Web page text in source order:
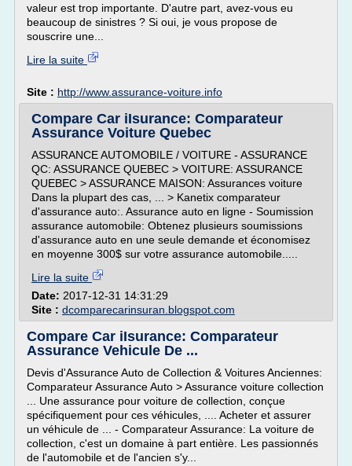
valeur est trop importante. D'autre part, avez-vous eu
beaucoup de sinistres ? Si oui, je vous propose de
souscrire une...
Lire la suite
Site : http://www.assurance-voiture.info
Compare Car iIsurance: Comparateur
Assurance Voiture Quebec
ASSURANCE AUTOMOBILE / VOITURE - ASSURANCE
QC: ASSURANCE QUEBEC > VOITURE: ASSURANCE
QUEBEC > ASSURANCE MAISON: Assurances voiture
Dans la plupart des cas, ... > Kanetix comparateur
d'assurance auto:. Assurance auto en ligne - Soumission
assurance automobile: Obtenez plusieurs soumissions
d'assurance auto en une seule demande et économisez
en moyenne 300$ sur votre assurance automobile.....
Lire la suite
Date: 2017-12-31 14:31:29
Site : dcomparecarinsuran.blogspot.com
Compare Car iIsurance: Comparateur
Assurance Vehicule De ...
Devis d'Assurance Auto de Collection & Voitures Anciennes:
Comparateur Assurance Auto > Assurance voiture collection
... Une assurance pour voiture de collection, conçue
spécifiquement pour ces véhicules, .... Acheter et assurer
un véhicule de ... - Comparateur Assurance: La voiture de
collection, c'est un domaine à part entière. Les passionnés
de l'automobile et de l'ancien s'y...